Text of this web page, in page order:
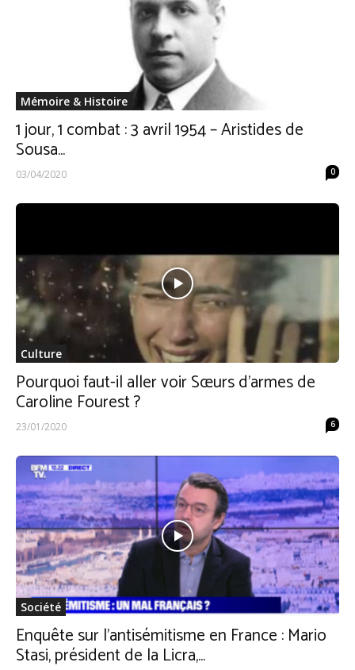
Mémoire & Histoire
1 jour, 1 combat : 3 avril 1954 – Aristides de
Sousa...
03/04/2020 0
Culture
Pourquoi faut-il aller voir Sœurs d’armes de
Caroline Fourest ?
23/01/2020 6
Société
Enquête sur l’antisémitisme en France : Mario
Stasi, président de la Licra,...